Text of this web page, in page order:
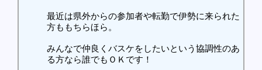
最近は県外からの参加者や転勤で伊勢に来られた
方ももちらほら。
みんなで仲良くバスケをしたいという協調性のあ
る方なら誰でもＯＫです！